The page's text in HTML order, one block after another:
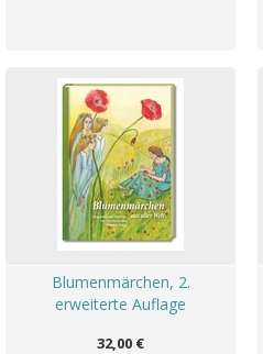
Blumenmärchen, 2.
erweiterte Auflage
32,00 €